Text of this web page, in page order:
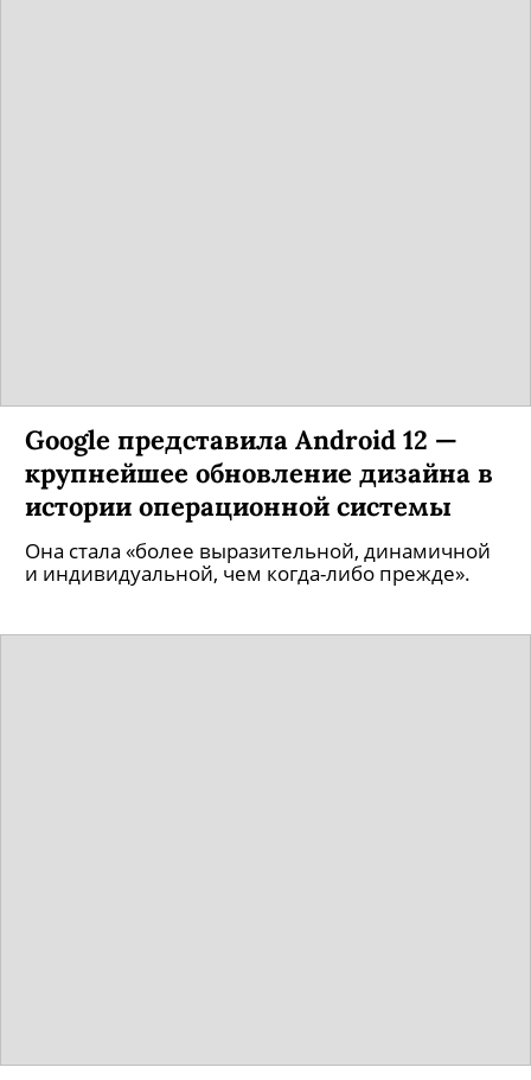
Google представила Android 12 —
крупнейшее обновление дизайна в
истории операционной системы
Она стала «более выразительной, динамичной
и индивидуальной, чем когда-либо прежде».